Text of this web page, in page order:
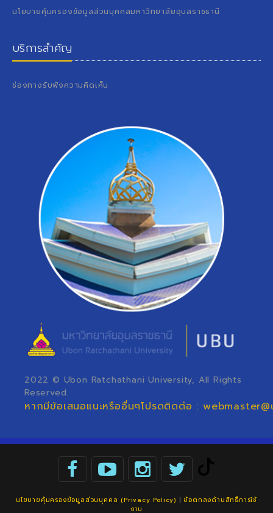
นโยบายคุ้มครองข้อมูลส่วนบุคคลมหาวิทยาลัยอุบลราชธานี
บริการสำคัญ
ช่องทางรับฟังความคิดเห็น
2022 © Ubon Ratchathani University, All Rights
Reserved.
หากมีข้อเสนอแนะหรืออื่นๆโปรดติดต่อ :
นโยบายคุ้มครองข้อมูลส่วนบุคคล (Privacy Policy) |ข้อตกลงด้านสิทธิ์การใช้
งาน